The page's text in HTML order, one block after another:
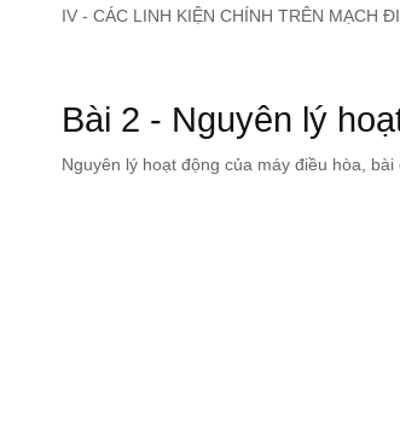
IV - CÁC LINH KIỆN CHÍNH TRÊN MẠCH
Bài 2 - Nguyên lý
Nguyên lý hoạt động của máy điều hòa,